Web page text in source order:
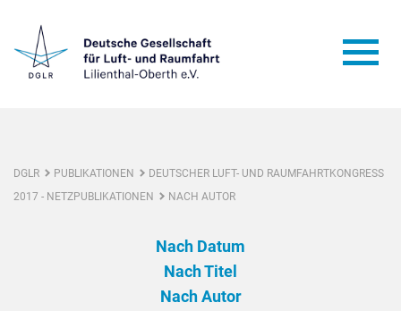
DGLR PUBLIKATIONEN
DEUTSCHER LUFT- UND RAUMFAHRTKONGRESS
2017 - NETZPUBLIKATIONEN
NACH AUTOR
Nach Datum
Nach Titel
Nach Autor